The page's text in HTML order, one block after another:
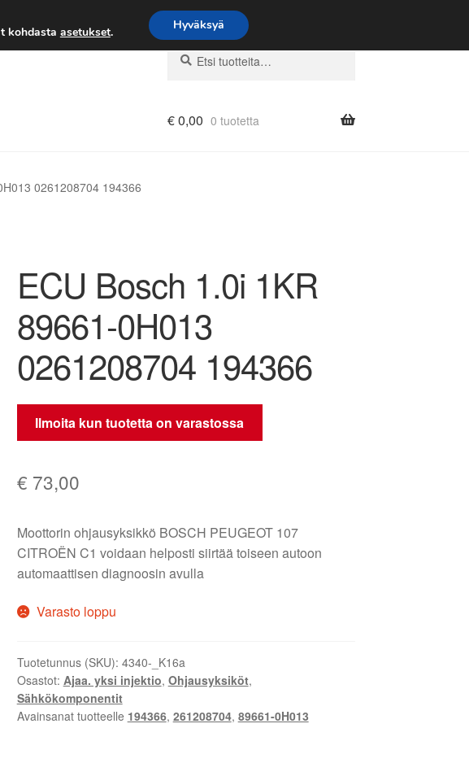
Etsi:
Haku
€0,00 0 tuotetta
0261208704 194366
ECU Bosch 1.0i 1KR
89661-0H013
0261208704 194366
Ilmoita kun tuotetta on varastossa
€ 73,00
Moottorin ohjausyksikkö BOSCH PEUGEOT 107
CITROËN C1 voidaan helposti siirtää toiseen autoon
automaattisen diagnoosin avulla
Varasto loppu
Tuotetunnus (SKU): 4340-_K16a
Osastot: Ajaa. yksi injektio, Ohjausyksiköt,
Sähkökomponentit
Avainsanat tuotteelle 194366, 261208704, 89661-0H013
kohdasta asetukset. Hyväksyä